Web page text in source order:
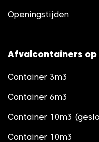
Openingstijden
Afvalcontainers op
Container 3m3
Container 6m3
Container 10m3
Container 10m3